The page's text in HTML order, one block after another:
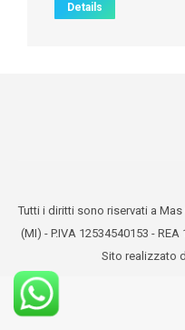
Details
Tutti i diritti sono riservati a
(MI) - P.IVA 12534540153 - REA
Sito realizzato